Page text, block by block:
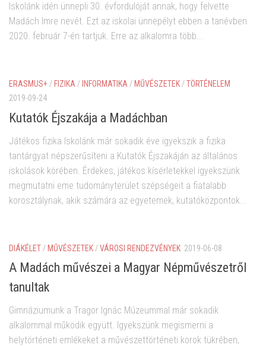
Iskolánk idén ünnepli 30. évfordulóját annak, hogy felvette
Madách Imre nevét. Ezt az iskolai ünnepélyt ebben a tanévben
2020. február 7-én tartjuk. Erre az alkalomra több...
ERASMUS+/ FIZIKA / INFORMATIKA / MŰVÉSZETEK/TÖRTÉNELEM
2019-09-24
Kutatók Éjszakája a Madáchban
Játékos fizika Iskolánk már sokadik éve igyekszik a fizika
tantárgyat népszerűsíteni a Kutatók Éjszakáján az általános
iskolások körében. Érdekes, játékos kísérletekkel igyekszünk
megmutatni eme tudományterület szépségeit a fiatalabb
korosztálynak, akik számára az egyetemek, kutatóközpontok...
DIÁKÉLET / MŰVÉSZETEK /VÁROSI RENDEZVÉNYEK 2019-06-08
A Madách művészei a Magyar Népművészetről
tanultak
Gimnáziumunk a Tragor Ignác Múzeummal már sokadik
alkalommal működik együtt. Igyekszünk megismerni a
helytörténeti emlékeket a művészettörténeti korok tükrében,